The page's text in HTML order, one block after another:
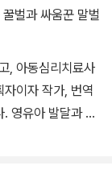
습니다. 깊이 있
’, ‘볼로냐 아동
벌과 싸움꾼 말벌
, 아동심리치료사
이자 작가, 번역
영유아 발달과 그